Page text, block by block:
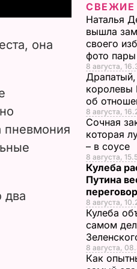
она
пневмония
два
СВЕЖИЕ
Наталья
вышла
своего
фото пары
8 августа,
королевы
об
8 августа,
Сочная
которая
– в соусе
8 августа,
Кулеба
Путина
8 августа,
Кулеба
самом
8 августа,
Как